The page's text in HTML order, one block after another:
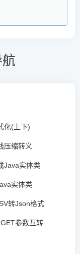
化(上下)
压缩转义
Java实体类
实体类
转Json格式
参数互转